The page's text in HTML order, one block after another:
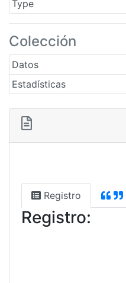
Type
Colección
Datos
Estadísticas
Registro
Registro: